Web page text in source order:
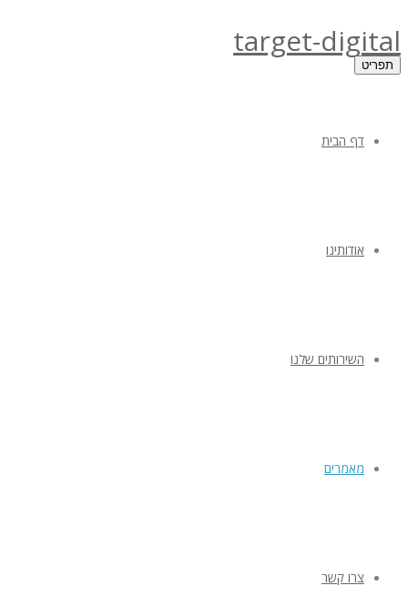
target-digital
תפריט
דף הבית
אודותינו
השירותים שלנו
מאמרים
צרו קשר